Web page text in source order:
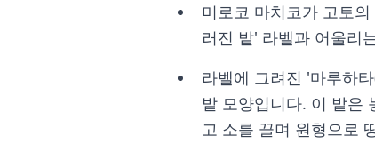
미로코 마치코가 고토
러진 밭' 라벨과 어울리
라벨에 그려진 '마루하
밭 모양입니다. 이 밭은
고 소를 끌며 원형으로